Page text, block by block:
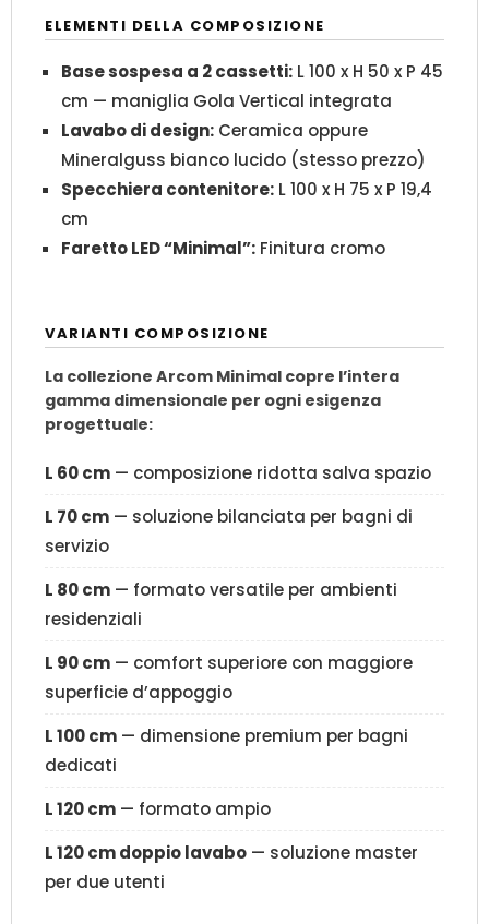
ELEMENTI DELLA COMPOSIZIONE
Base sospesa a 2 cassetti: L 100 x H 50 x P 45
cm — maniglia Gola Vertical integrata
Lavabo di design: Ceramica oppure
Mineralguss bianco lucido (stesso prezzo)
Specchiera contenitore: L 100 x H 75 x P 19,4
cm
Faretto LED “Minimal”: Finitura cromo
VARIANTI COMPOSIZIONE
La collezione Arcom Minimal copre l’intera
gamma dimensionale per ogni esigenza
progettuale:
L 60 cm — composizione ridotta salva spazio
L 70 cm — soluzione bilanciata per bagni di
servizio
L 80 cm — formato versatile per ambienti
residenziali
L 90 cm — comfort superiore con maggiore
superficie d’appoggio
L 100 cm — dimensione premium per bagni
dedicati
L 120 cm — formato ampio
L 120 cm doppio lavabo — soluzione master
per due utenti